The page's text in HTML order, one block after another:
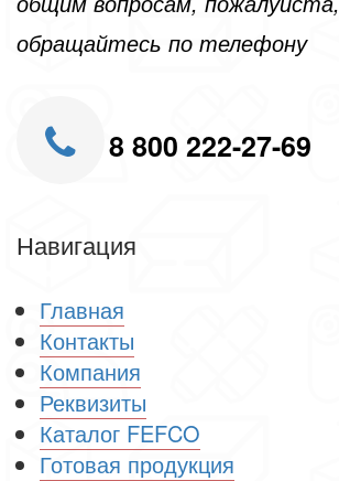
обращайтесь по телефону
8 800 222-27-69
Навигация
Главная
Контакты
Компания
Реквизиты
Каталог FEFCO
Готовая продукция